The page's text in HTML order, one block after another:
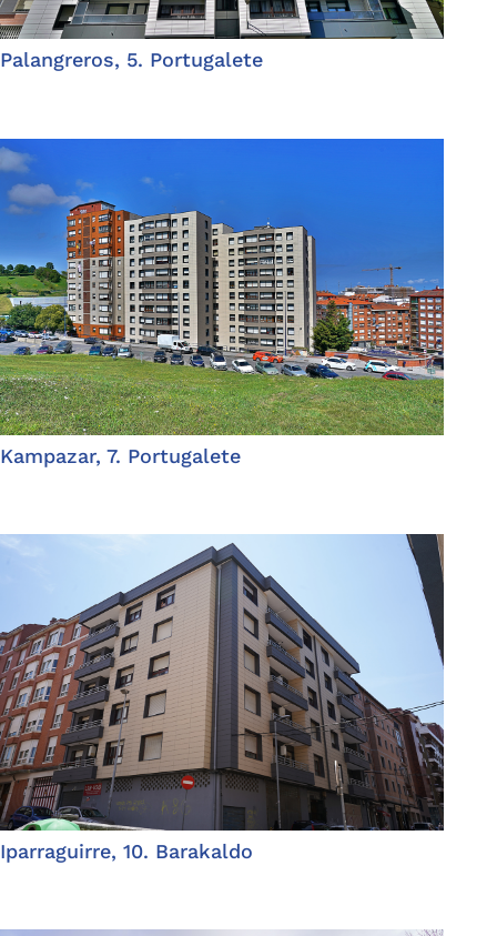
Palangreros, 5. Portugalete
Kampazar, 7. Portugalete
Iparraguirre, 10. Barakaldo